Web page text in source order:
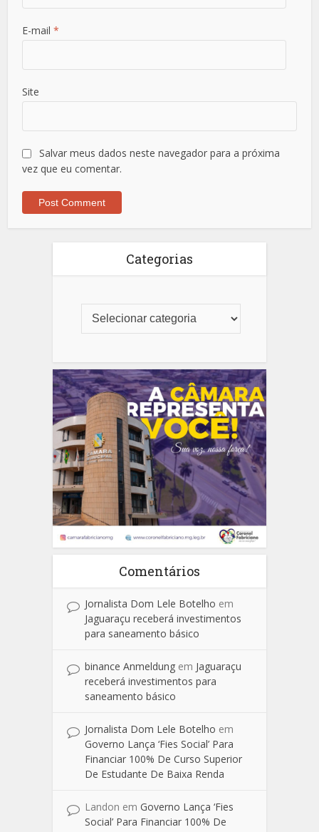
E-mail*
Site
Salvar meus dados neste navegador para a próxima
vez que eu comentar.
Categorias
Comentários
Jornalista Dom Lele Botelho em
Jaguaraçu receberá investimentos
para saneamento básico
binance Anmeldung em Jaguaraçu
receberá investimentos para
saneamento básico
Jornalista Dom Lele Botelho em
Governo Lança ‘Fies Social’ Para
Financiar 100% De Curso Superior
De Estudante De Baixa Renda
Landon em Governo Lança ‘Fies
Social’ Para Financiar 100% De